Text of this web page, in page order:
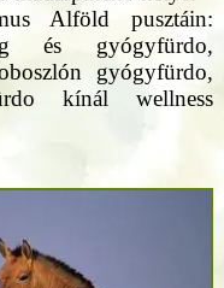
Alföld pusztáin:
és gyógyfürdo,
gyógyfürdo,
kínál wellness